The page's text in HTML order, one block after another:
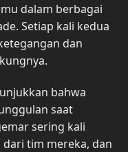
dalam berbagai
Setiap kali kedua
dan
bahwa
saat
sering kali
tim mereka, dan